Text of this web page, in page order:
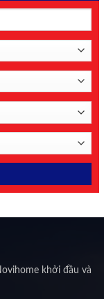
khởi đầu và